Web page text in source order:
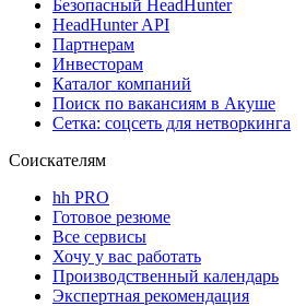
Безопасный HeadHunter
HeadHunter API
Партнерам
Инвесторам
Каталог компаний
Поиск по вакансиям в Акуше
Сетка: соцсеть для нетворкинга
Соискателям
hh PRO
Готовое резюме
Все сервисы
Хочу у вас работать
Производственный календарь
Экспертная рекомендация